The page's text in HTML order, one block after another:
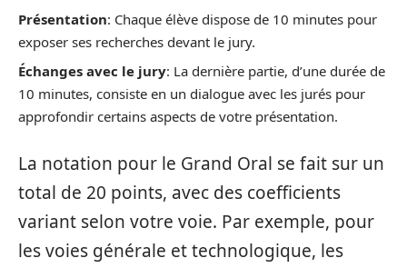
Présentation: Chaque élève dispose de 10 minutes pour
exposer ses recherches devant le jury.
Échanges avec le jury: La dernière partie, d’une durée de
10 minutes, consiste en un dialogue avec les jurés pour
approfondir certains aspects de votre présentation.
La notation pour le Grand Oral se fait sur un
total de 20 points, avec des coefficients
variant selon votre voie. Par exemple, pour
les voies générale et technologique, les